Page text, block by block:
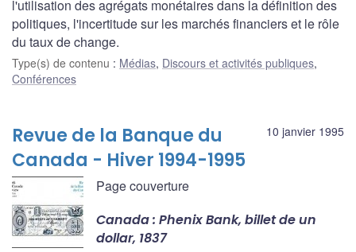
l'utilisation des agrégats monétaires dans la définition des
politiques, l'incertitude sur les marchés financiers et le rôle
du taux de change.
Type(s) de contenu : Médias, Discours et activités publiques,
Conférences
10 janvier 1995
Revue de la Banque du
Canada - Hiver 1994-1995
Page couverture
Canada : Phenix Bank, billet de un
dollar, 1837